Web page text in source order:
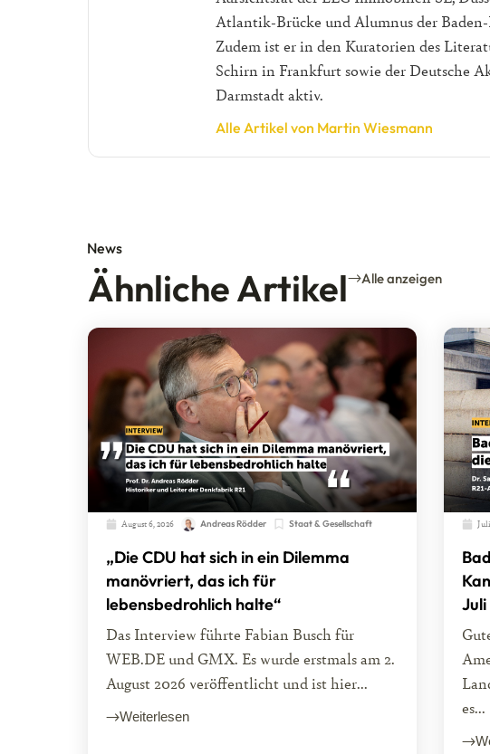
Atlantik-Brücke und Alumnus der
Zudem ist er in den Kuratorien des
Schirn in Frankfurt sowie der Deutsche
Darmstadt aktiv.
Alle Artikel von Martin Wiesmann
News
Ähnliche Artikel Alle anzeigen
August 6, 2026 Andreas Rödder Staat & Gesellschaft
„Die CDU hat sich in ein Dilemma
manövriert, das ich für
lebensbedrohlich halte“
Das Interview führte Fabian Busch für
WEB.DE und GMX. Es wurde erstmals am 2.
August 2026 veröffentlicht und ist hier...
Weiterlesen
Juli
es...